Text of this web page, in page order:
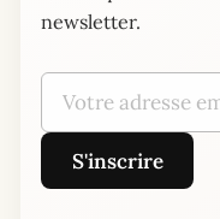
newsletter.
S'inscrire